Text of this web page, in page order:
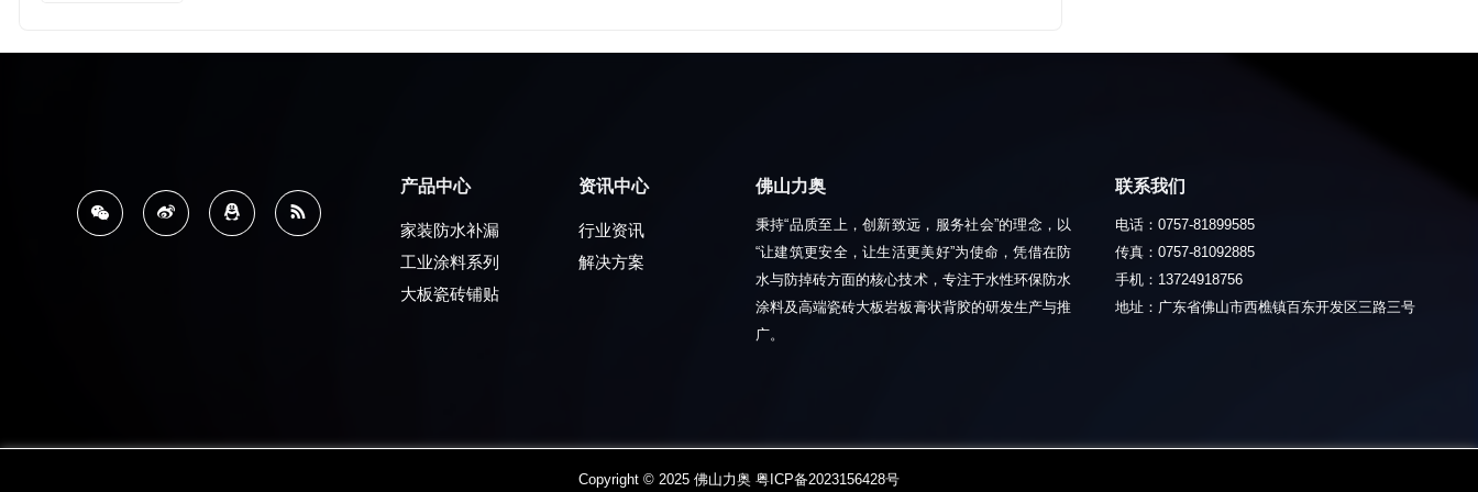
产品中心
家装防水补漏
工业涂料系列
大板瓷砖铺贴
资讯中心
行业资讯
解决方案
佛山力奥
秉持“品质至上，创新致远，服务社会”的理念，以
“让建筑更安全，让生活更美好”为使命，凭借在防
水与防掉砖方面的核心技术，专注于水性环保防水
涂料及高端瓷砖大板岩板膏状背胶的研发生产与推
广。
联系我们
电话：0757-81899585
传真：0757-81092885
手机：13724918756
地址：广东省佛山市西樵镇百东开发区三路三号
Copyright © 2025 佛山力奥 粤ICP备2023156428号